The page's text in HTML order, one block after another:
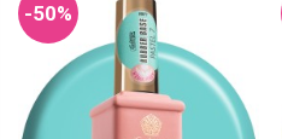
-50%